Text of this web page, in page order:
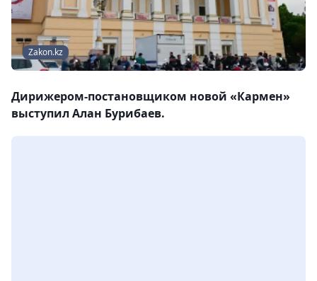
Zakon.kz
Дирижером-постановщиком новой «Кармен»
выступил Алан Бурибаев.